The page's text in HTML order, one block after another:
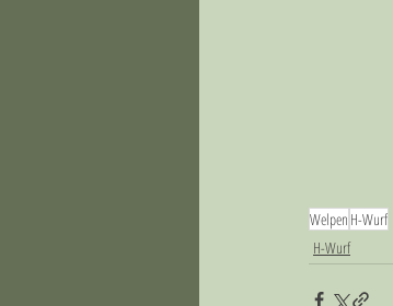
Welpen H-Wurf
H-Wurf